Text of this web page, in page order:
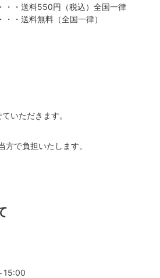
・・送料550円（税込）全国一律
・送料無料（全国一律）
いただきます。
で負担いたします。
15:00